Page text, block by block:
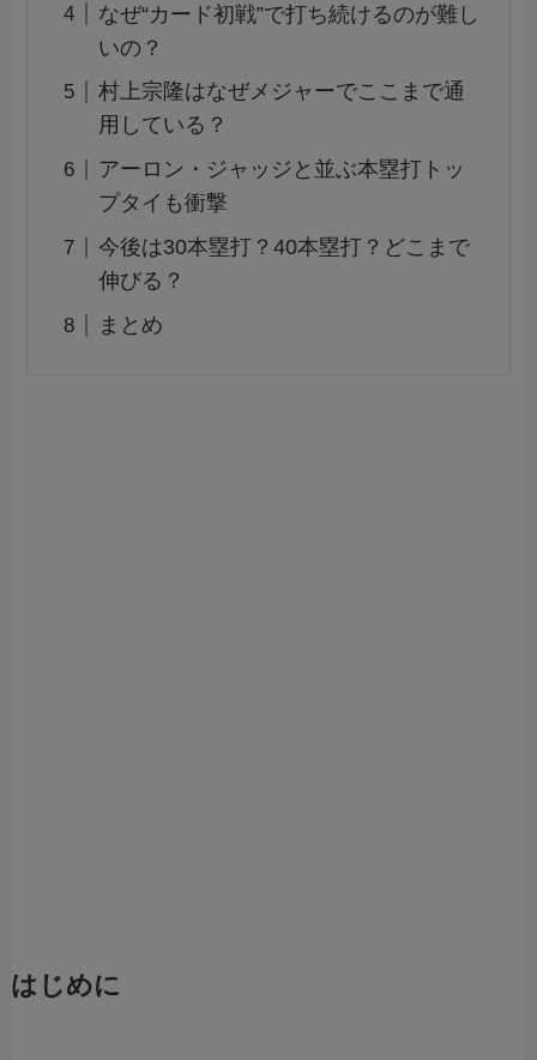
なぜ“カード初戦”で打ち続けるのが難し
いの？
村上宗隆はなぜメジャーでここまで通
用している？
アーロン・ジャッジと並ぶ本塁打トッ
プタイも衝撃
今後は30本塁打？40本塁打？どこまで
伸びる？
まとめ
はじめに